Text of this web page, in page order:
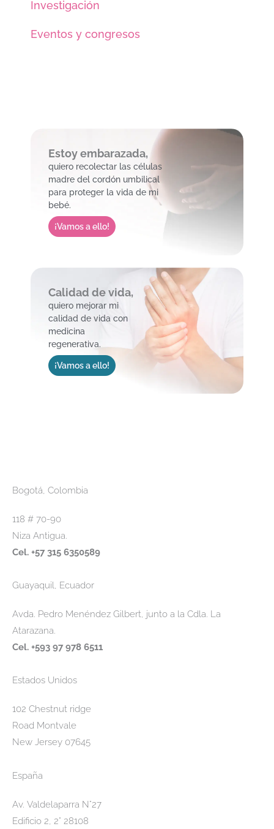
Investigación
Eventos y congresos
Estoy embarazada,
quiero recolectar las células
madre del cordón umbilical
para proteger la vida de mi
bebé.
¡Vamos a ello!
Calidad de vida,
quiero mejorar mi
calidad de vida con
medicina
regenerativa.
¡Vamos a ello!
Bogotá, Colombia
118 # 70-90
Niza Antigua.
Cel. +57 315 6350589
Guayaquil, Ecuador
Avda. Pedro Menéndez Gilbert, junto a la Cdla. La
Atarazana.
Cel. +593 97 978 6511
Estados Unidos
102 Chestnut ridge
Road Montvale
New Jersey 07645
España
Av. Valdelaparra N°27
Edificio 2, 2° 28108